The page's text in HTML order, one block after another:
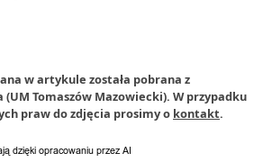
w artykule została pobrana z
(UM Tomaszów Mazowiecki). W przypadku
praw do zdjęcia prosimy o kontakt.